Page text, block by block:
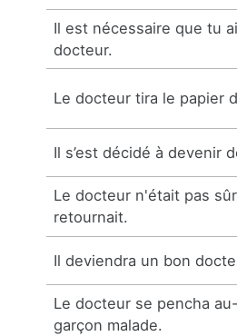
Il est nécessaire que tu
docteur.
Le docteur tira le papier
Il s’est décidé à devenir
Le docteur n'était pas
retournait.
Il deviendra un bon
Le docteur se pencha
garçon malade.